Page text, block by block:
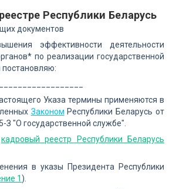
Республики Беларусь
документов
эффективности деятельности
по реализации государственной
постановляю:
Указа термины применяются в
Законом Республики Беларусь от
З "О государственной службе".
кадровый реестр Республики Беларусь
в указы Президента Республики
1 ).